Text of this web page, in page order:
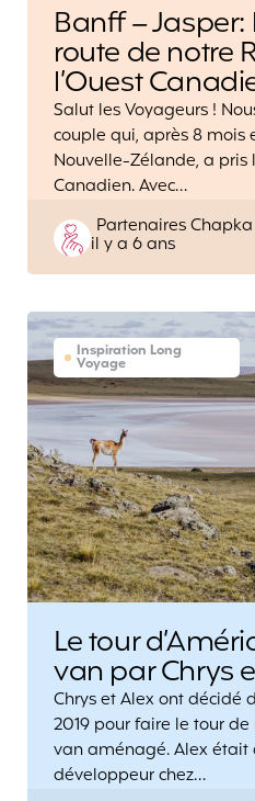
Banff –
route de notre
l’Ouest
Salut les Voyageurs !
couple qui, après 8 mois
Nouvelle-Zélande, a pris
Canadien. Avec…
Posted
by
Partenaires Chapka
il y a 6 ans
Inspiration Long
Voyage
Le tour
van par Chrys
Chrys et Alex ont décidé
2019 pour faire le tour
van aménagé. Alex était
développeur chez…